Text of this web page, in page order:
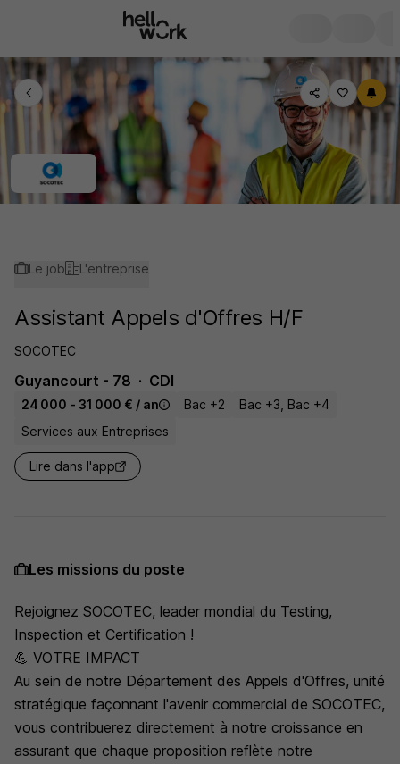
Le job L'entreprise
Assistant Appels d'Offres H/F
SOCOTEC
Guyancourt - 78 CDI
24 000 - 31 000 € / an Bac +2
Bac +3, Bac +4
Services aux Entreprises
Lire dans l'app
Les missions du poste
Rejoignez SOCOTEC, leader mondial du Testing,
Inspection et Certification !
💪 VOTRE IMPACT
Au sein de notre Département des Appels d'Offres, unité
stratégique façonnant l'avenir commercial de SOCOTEC,
vous contribuerez directement à notre croissance en
assurant que chaque proposition reflète notre